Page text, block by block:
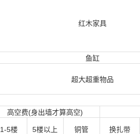
红木家具
鱼缸
超大超重物品
高空费(身出墙才算高空)
1-5楼 5楼以上 铜管 换扎带